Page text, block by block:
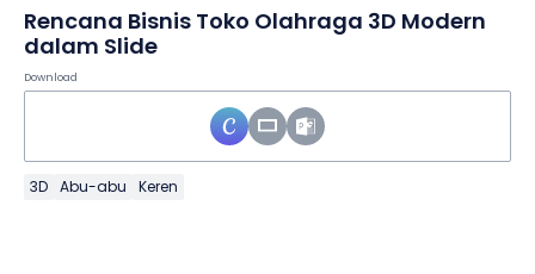
Rencana Bisnis Toko Olahraga 3D Modern
dalam Slide
Download
3D Abu-abu Keren